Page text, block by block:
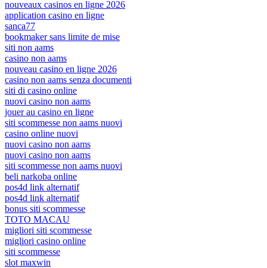
nouveaux casinos en ligne 2026
application casino en ligne
sanca77
bookmaker sans limite de mise
siti non aams
casino non aams
nouveau casino en ligne 2026
casino non aams senza documenti
siti di casino online
nuovi casino non aams
jouer au casino en ligne
siti scommesse non aams nuovi
casino online nuovi
nuovi casino non aams
nuovi casino non aams
siti scommesse non aams nuovi
beli narkoba online
pos4d link alternatif
pos4d link alternatif
bonus siti scommesse
TOTO MACAU
migliori siti scommesse
migliori casino online
siti scommesse
slot maxwin